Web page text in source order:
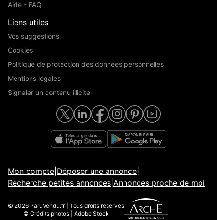
Aide - FAQ
Liens utiles
Vos suggestions
Cookies
Politique de protection des données personnelles
Mentions légales
Signaler un contenu illicite
Mon compte Déposer une annonce
Recherche petites annonces Annonces proche de moi
© 2026 ParuVendu.fr | Tous droits réservés
© Crédits photos | Adobe Stock